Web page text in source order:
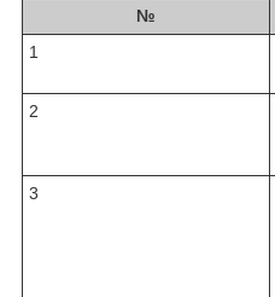
№
1
2
3